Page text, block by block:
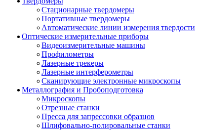
Стационарные твердомеры
Портативные твердомеры
Автоматические линии измерения твердости
Оптические измерительные приборы
Видеоизмерительные машины
Профилометры
Лазерные трекеры
Лазерные интерферометры
Сканирующие электронные микроскопы
Металлография и Пробоподготовка
Микроскопы
Отрезные станки
Пресса для запрессовки образцов
Шлифовально-полировальные станки